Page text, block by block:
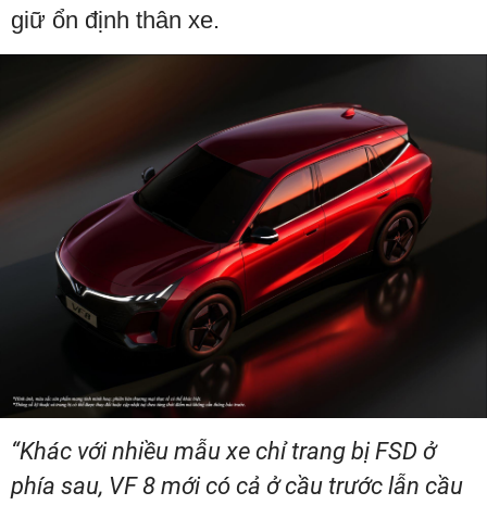
giữ ổn định thân xe.
“Khác với nhiều mẫu xe chỉ trang bị FSD ở
phía sau, VF 8 mới có cả ở cầu trước lẫn cầu